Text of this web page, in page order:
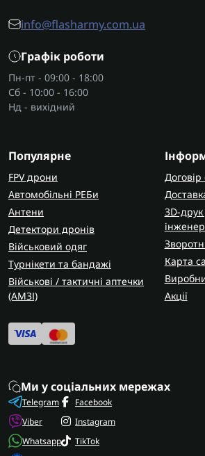
info@flasharmy.com.ua
Графік роботи
Пн-пт - 09:00 - 18:00
Сб - 10:00 - 16:00
Нд - вихідний
Популярне
FPV дрони
Автомобільні РЕБи
Антени
Детектори дронів
Військовий одяг
Турнікети та бандажі
Військові / тактичні аптечки
(AMЗІ)
3D-друк
Карта
Акції
Ми у соціальних мережах
Telegram
Viber
Whatsapp
Facebook
Instagram
TikTok